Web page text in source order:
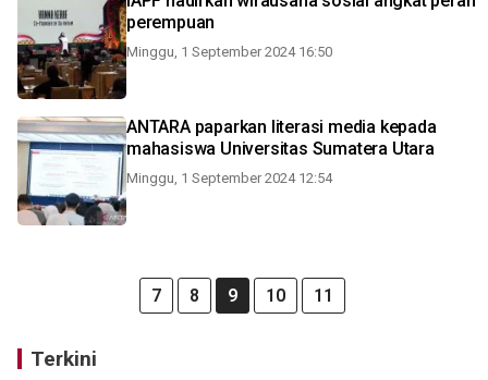
perempuan
Minggu, 1 September 2024 16:50
ANTARA paparkan literasi media kepada
mahasiswa Universitas Sumatera Utara
Minggu, 1 September 2024 12:54
7 8 9 10 11
Terkini